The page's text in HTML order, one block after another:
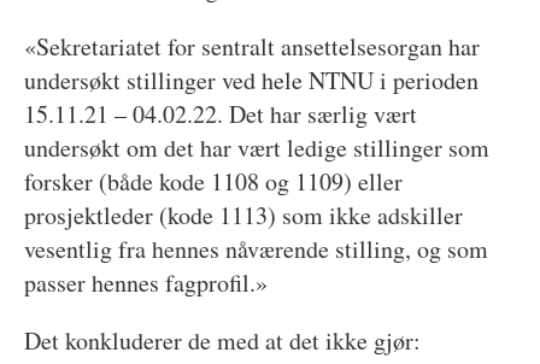
«Sekretariatet for sentralt ansettelsesorgan har
undersøkt stillinger ved hele NTNU i perioden
15.11.21 – 04.02.22. Det har særlig vært
undersøkt om det har vært ledige stillinger som
forsker (både kode 1108 og 1109) eller
prosjektleder (kode 1113) som ikke adskiller
vesentlig fra hennes nåværende stilling, og som
passer hennes fagprofil.»
Det konkluderer de med at det ikke gjør: